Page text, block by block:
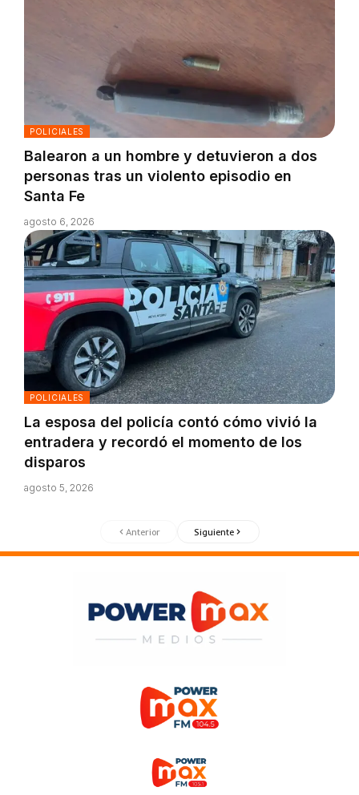
POLICIALES
Balearon a un hombre y detuvieron a dos
personas tras un violento episodio en
Santa Fe
agosto 6, 2026
POLICIALES
La esposa del policía contó cómo vivió la
entradera y recordó el momento de los
disparos
agosto 5, 2026
Anterior Siguiente